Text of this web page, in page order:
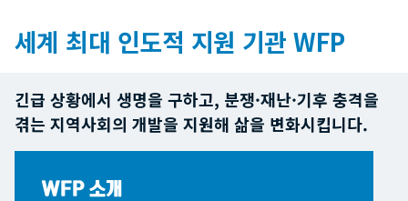
세계 최대 인도적 지원 기관 WFP
긴급 상황에서 생명을 구하고, 분쟁·재난·기후 충격을
겪는 지역사회의 개발을 지원해 삶을 변화시킵니다.
WFP 소개